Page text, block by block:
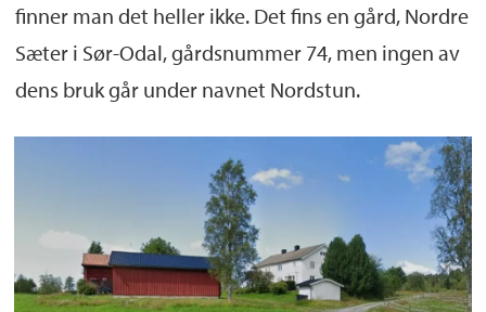
finner man det heller ikke. Det fins en gård, Nordre
Sæter i Sør-Odal, gårdsnummer 74, men ingen av
dens bruk går under navnet Nordstun.